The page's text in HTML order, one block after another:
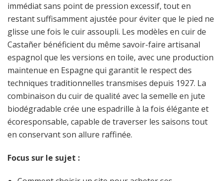
immédiat sans point de pression excessif, tout en
restant suffisamment ajustée pour éviter que le pied ne
glisse une fois le cuir assoupli. Les modèles en cuir de
Castañer bénéficient du même savoir-faire artisanal
espagnol que les versions en toile, avec une production
maintenue en Espagne qui garantit le respect des
techniques traditionnelles transmises depuis 1927. La
combinaison du cuir de qualité avec la semelle en jute
biodégradable crée une espadrille à la fois élégante et
écoresponsable, capable de traverser les saisons tout
en conservant son allure raffinée.
Focus sur le sujet :